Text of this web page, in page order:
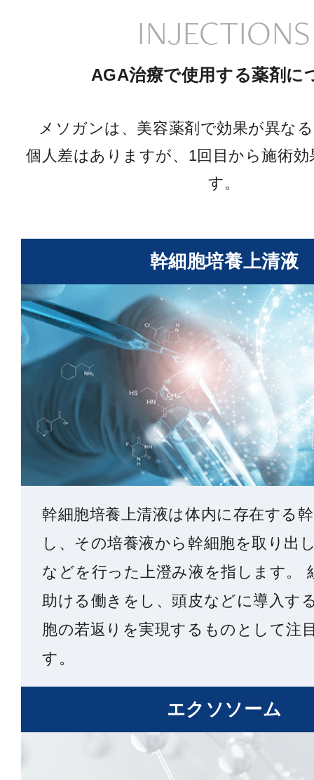
AGA治療で使用する薬剤に
INJECTIONS
メソガンは、美容薬剤で効果が異な
個人差はありますが、1回目から施術
す。
幹細胞培養上清液
幹細胞培養上清液は体内に存在する
し、その培養液から幹細胞を取り出
などを行った上澄み液を指します。
助ける働きをし、頭皮などに導入す
胞の若返りを実現するものとして注
す。
エクソソーム